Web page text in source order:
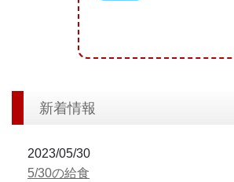
新着情報
2023/05/30
5/30の給食